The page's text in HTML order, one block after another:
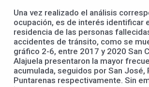
Una vez realizado el análisis
ocupación, es de interés identificar
residencia de las personas
accidentes de tránsito, como se
gráfico 2-6, entre 2017 y 2020 San
Alajuela presentaron la mayor
acumulada, seguidos por San José,
Puntarenas respectivamente. Sin